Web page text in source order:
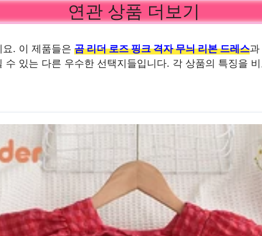
연관 상품 더보기
. 이 제품들은 곰 리더 로즈 핑크 격자 무늬 리본 드레스
수 있는 다른 우수한 선택지들입니다. 각 상품의 특징을